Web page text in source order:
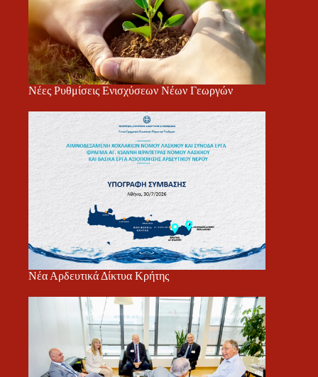
Νέες Ρυθμίσεις Ενισχύσεων Νέων Γεωργών
Νέα Αρδευτικά Δίκτυα Κρήτης